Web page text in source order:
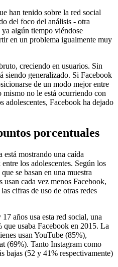
han tenido sobre la red social
del foco del análisis - otra
algún tiempo viéndose
en un problema igualmente muy
creciendo en usuarios. Sin
siendo generalizado. Si Facebook
de un modo mejor entre
mismo no le está ocurriendo con
adolescentes, Facebook ha dejado
porcentuales
mostrando una caída
los adolescentes. Según los
se basan en una muestra
usan cada vez menos Facebook,
cifras de uso de otras redes
años usa esta red social, una
usaba Facebook en 2015. La
usan YouTube (85%),
(69%). Tanto Instagram como
bajas (52 y 41% respectivamente)